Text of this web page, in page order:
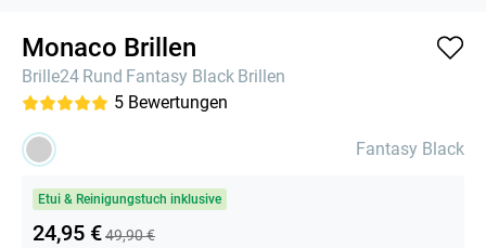
Monaco Brillen
Brille24 Rund Fantasy Black Brillen
5 Bewertungen
Fantasy Black
Etui & Reinigungstuch inklusive
24,95 €49,90 €